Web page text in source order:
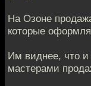
На Озоне
которые
Им виднее, что и
мастерами